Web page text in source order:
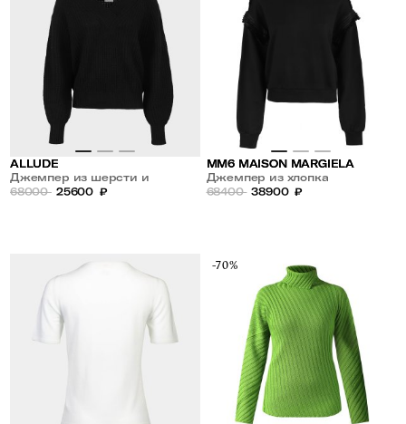
ALLUDE
Джемпер из шерсти и
кашемира
68000 25600 ₽
MM6 MAISON MARGIELA
Джемпер из хлопка
68400 38900 ₽
-70%